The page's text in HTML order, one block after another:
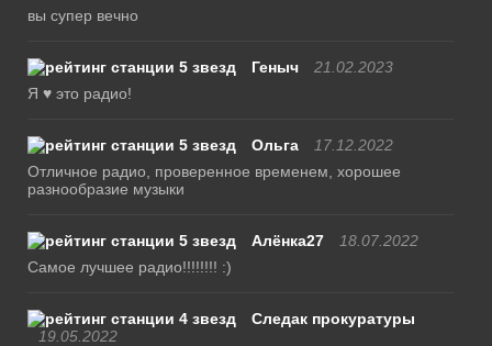
вы супер вечно
Геныч
21.02.2023
Я ♥ это радио!
Ольга
17.12.2022
Отличное радио, проверенное временем, хорошее
разнообразие музыки
Алёнка27
18.07.2022
Самое лучшее радио!!!!!!!! :)
Следак прокуратуры
19.05.2022